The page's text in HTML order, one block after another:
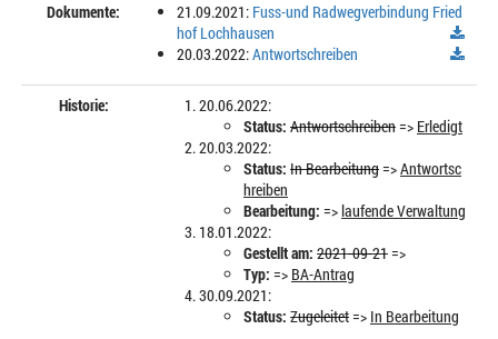
Dokumente:
21.09.2021: Fuss-und Radwegverbindung Fried
hof Lochhausen
20.03.2022:Antwortschreiben
Historie:
20.06.2022:
Status: Antwortschreiben=> Erledigt
20.03.2022:
Status: In Bearbeitung=>Antwortsc
hreiben
Bearbeitung: =>laufende Verwaltung
18.01.2022:
Gestellt am: 2021-09-21=>
Typ: => BA-Antrag
30.09.2021:
Status: Zugeleitet=> In Bearbeitung